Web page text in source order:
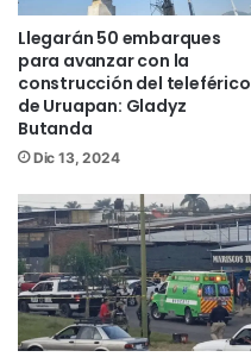
Facebook/NoticiasEnSintesis
Twitter@NsintesisMich
cablebús
Llegarán 50 embarques
para avanzar con la
construcción del teleférico
de Uruapan: Gladyz
Butanda
Dic 13, 2024